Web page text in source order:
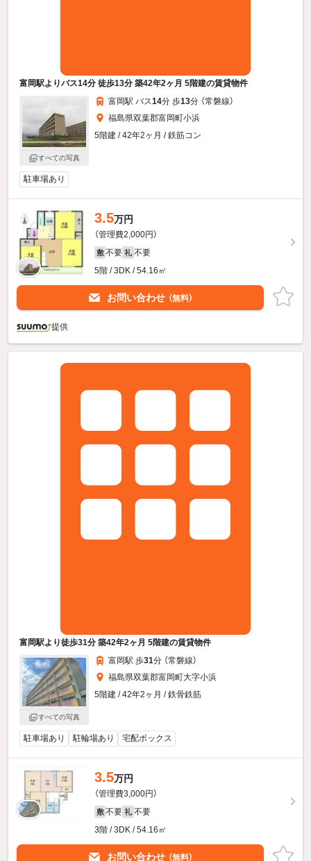
富岡駅よりバス14分 徒歩13分 築42年2ヶ月 5階建の賃貸物件
すべての写真
富岡駅 バス14分 歩13分 （常磐線）
福島県双葉郡富岡町小浜
5階建 / 42年2ヶ月 / 鉄筋コン
駐車場あり
3.5万円
（管理費2,000円）
敷 不要 礼 不要
5階 / 3DK / 54.16㎡
お問い合わせ （無料）
提供
富岡駅より徒歩31分 築42年2ヶ月 5階建の賃貸物件
すべての写真
富岡駅 歩31分 （常磐線）
福島県双葉郡富岡町大字小浜
5階建 / 42年2ヶ月 / 鉄骨鉄筋
駐車場あり 駐輪場あり 宅配ボックス
3.5万円
（管理費3,000円）
敷 不要 礼 不要
3階 / 3DK / 54.16㎡
お問い合わせ （無料）